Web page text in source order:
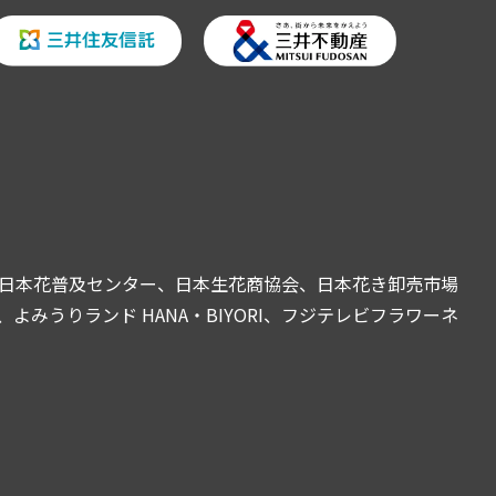
花普及センター、日本生花商協会、日本花き卸売市場
みうりランド HANA・BIYORI、フジテレビフラワーネ